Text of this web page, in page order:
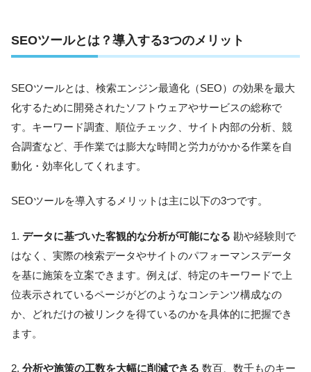
SEOツールとは？導入する3つのメリット
SEOツールとは、検索エンジン最適化（SEO）の効果を最大
化するために開発されたソフトウェアやサービスの総称で
す。キーワード調査、順位チェック、サイト内部の分析、競
合調査など、手作業では膨大な時間と労力がかかる作業を自
動化・効率化してくれます。
SEOツールを導入するメリットは主に以下の3つです。
1. データに基づいた客観的な分析が可能になる 勘や経験則で
はなく、実際の検索データやサイトのパフォーマンスデータ
を基に施策を立案できます。例えば、特定のキーワードで上
位表示されているページがどのようなコンテンツ構成なの
か、どれだけの被リンクを得ているのかを具体的に把握でき
ます。
2. 分析や施策の工数を大幅に削減できる 数百、数千ものキー